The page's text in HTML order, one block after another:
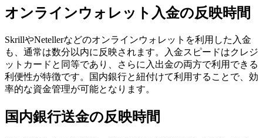
オンラインウォレット入金の反映時間
SkrillやNetellerなどのオンラインウォレットを利用した入金
も、通常は数分以内に反映されます。入金スピードはクレジ
ットカードと同等であり、さらに入出金の両方で利用できる
利便性が特徴です。国内銀行と紐付けて利用することで、効
率的な資金管理が可能となります。
国内銀行送金の反映時間